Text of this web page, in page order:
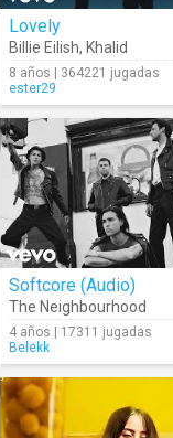
Lovely
Billie Eilish, Khalid
8 años | 364221 jugadas
ester29
Softcore (Audio)
The Neighbourhood
4 años | 17311 jugadas
Belekk